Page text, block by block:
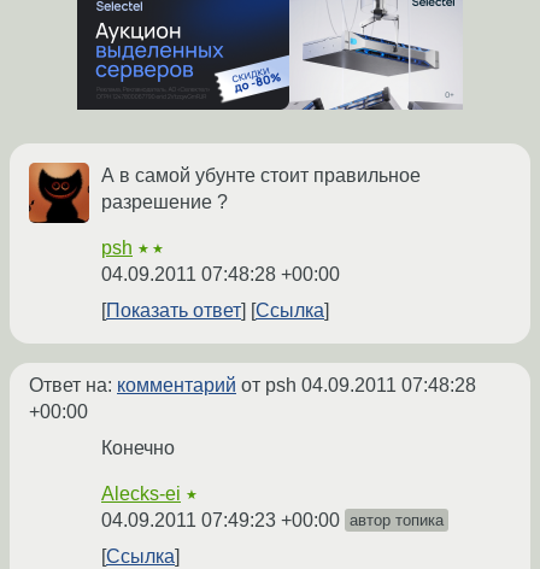
А в самой убунте стоит правильное
разрешение ?
psh ★★
04.09.2011 07:48:28 +00:00
Показать ответ
Ссылка
Ответ на: комментарий от psh 04.09.2011 07:48:28
+00:00
Конечно
Alecks-ei ★
04.09.2011 07:49:23 +00:00 автор топика
Ссылка